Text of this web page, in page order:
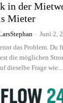
in der
Mieter
- Juni 2,
das Problem. Du
die möglichen
dieselbe Frage wie...